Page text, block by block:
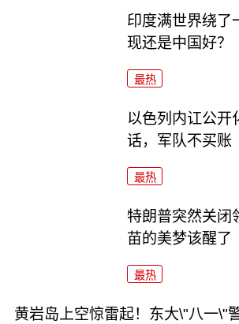
印度满世界绕了
现还是中国好？
最热
以色列内讧公开
话，军队不买账
最热
特朗普突然关闭
苗的美梦该醒了
最热
黄岩岛上空惊雷起！东大\"八一\"